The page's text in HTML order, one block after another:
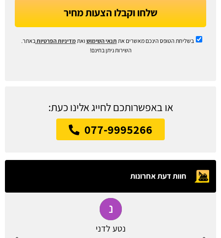
שלחו וקבלו הצעות מחיר
בשליחת הטופס הינכם מאשרים את תנאי השימוש ואתמדיניות הפרטיות באתר.
השירות ניתן בחינם!
או באפשרותכם לחייג אלינו כעת:
077-9995266
חוות דעת אחרונות
נטע לדני